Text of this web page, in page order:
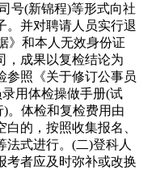
号(新锦程)等形式向社
。并对聘请人员实行退
》和本人无效身份证
，成果以复检结论为
参照《关于修订公事员
用体检操做手册(试
)。体检和复检费用由
的，按照收集报名、
法式进行。(二)登科人
考者应及时弥补或改换